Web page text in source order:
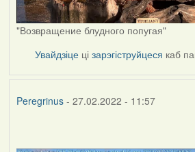
"Возвращение блудного попугая"
Увайдзіце цізарэгіструйцеся каб
Peregrinus- 27.02.2022 - 11:57